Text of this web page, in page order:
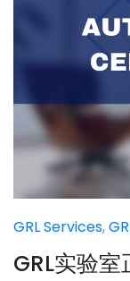
GRL Services,
GRL实验